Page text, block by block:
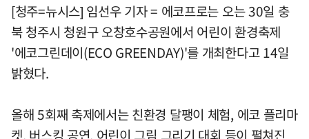
[청주=뉴시스] 임선우 기자 = 에코프로는 오는 30일 충
북 청주시 청원구 오창호수공원에서 어린이 환경축제
'에코그린데이(ECO GREENDAY)'를 개최한다고 14일
밝혔다.
올해 5회째 축제에서는 친환경 달팽이 체험, 에코 플리마
켓, 버스킹 공연, 어린이 그림 그리기 대회 등이 펼쳐진